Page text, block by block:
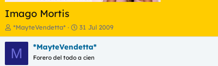
Imago Mortis
I
n
i
c
*MayteVendetta*
F
e
c
a
31 Jul 2009
M *MayteVendetta*
Forero del todo a cien